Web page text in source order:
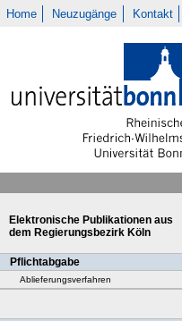
Home Neuzugänge Kontakt
Elektronische Publikationen aus
dem Regierungsbezirk Köln
Pflichtabgabe
Ablieferungsverfahren